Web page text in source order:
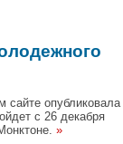
опубликовала
с 26 декабря
»